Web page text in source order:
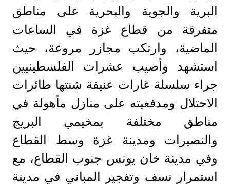
البرية والجوية والبحرية على مناطق
متفرقة من قطاع غزة في الساعات
الماضية، وارتكب مجازر مروعة، حيث
استشهد وأصيب عشرات الفلسطينيين
جراء سلسلة غارات عنيفة شنتها طائرات
الاحتلال ومدفعيته على منازل مأهولة في
مناطق مختلفة بمخيمي البريج
والنصيرات ومدينة غزة وسط القطاع
وفي مدينة خان يونس جنوب القطاع، مع
استمرار نسف وتفجير المباني في مدينة